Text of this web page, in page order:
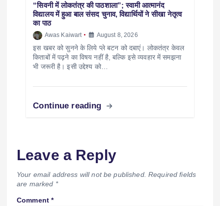
“सिवनी में लोकतंत्र की पाठशाला”; स्वामी आत्मानंद
विद्यालय में हुआ बाल संसद चुनाव, विद्यार्थियों ने सीखा नेतृत्व
का पाठ
Awas Kaiwart August 8, 2026
इस खबर को सुनने के लिये प्ले बटन को दबाएं। लोकतंत्र केवल
किताबों में पढ़ने का विषय नहीं है, बल्कि इसे व्यवहार में समझना
भी जरूरी है। इसी उद्देश्य को…
Continue reading
Leave a Reply
Your email address will not be published. Required fields
are marked *
Comment*